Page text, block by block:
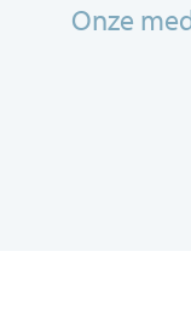
Onze